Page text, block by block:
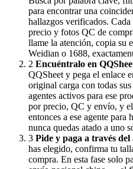
para encontrar una
hallazgos verificados.
precio y fotos QC de
llame la atención, copia su
Weidian o 1688,
2 Encuéntralo en
QQSheet y pega el enlace
original carga con todas
agentes activos para ese
por precio, QC y envío, y
entonces a ese agente
nunca quedas atado a uno
3 Pide y paga a través del
has elegido, confirma tu
compra. En esta fase solo